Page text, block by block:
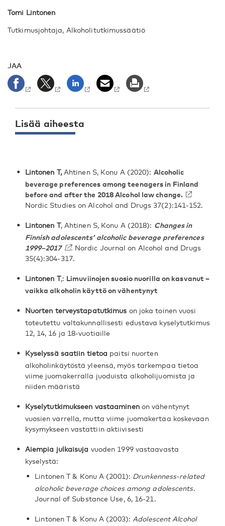
Tomi Lintonen
Tutkimusjohtaja, Alkoholitutkimussäätiö
JAA
Lisää aiheesta
Lintonen T,Ahtinen S, Konu A (2020): Alcoholic
beverage preferences among teenagers in Finland
before and after the 2018 Alcohol law change.
Nordic Studies on Alcohol and Drugs 37(2):141-152.
Lintonen T, Ahtinen S, Konu A (2018): Changes in
Finnish adolescents’ alcoholic beverage preferences
1999–2017
. Nordic Journal on Alcohol and Drugs
35(4):304-317.
Lintonen T,: Limuviinojen suosio nuorilla on kasvanut –
vaikka alkoholin käyttö on vähentynyt
Nuorten terveystapatutkimus on joka toinen vuosi
toteutettu valtakunnallisesti edustava kyselytutkimus
12, 14, 16 ja 18-vuotiaille
Kyselyssä saatiin tietoa paitsi nuorten
alkoholinkäytöstä yleensä, myös tarkempaa tietoa
viime juomakerralla juoduista alkoholijuomista ja
niiden määristä
Kyselytutkimukseen vastaaminenon vähentynyt
vuosien varrella, mutta viime juomakertaa koskevaan
kysymykseen vastattiin aktiivisesti
Aiempia julkaisuja vuoden 1999 vastaavasta
kyselystä:
Lintonen T & Konu A (2001): Drunkenness-related
alcoholic beverage choices among adolescents.
Journal of Substance Use, 6, 16-21.
Lintonen T & Konu A (2003): Adolescent Alcohol